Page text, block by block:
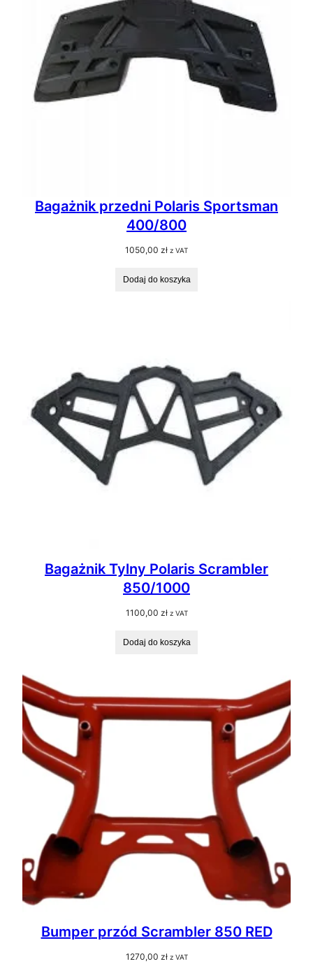
Bagażnik przedni Polaris Sportsman
400/800
1050,00 zł z VAT
Dodaj do koszyka
Bagażnik Tylny Polaris Scrambler
850/1000
1100,00 zł z VAT
Dodaj do koszyka
Bumper przód Scrambler 850 RED
1270,00 zł z VAT